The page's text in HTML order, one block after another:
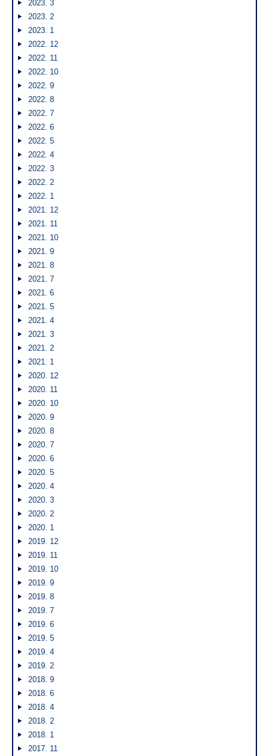
2023. 3
2023. 2
2023. 1
2022. 12
2022. 11
2022. 10
2022. 9
2022. 8
2022. 7
2022. 6
2022. 5
2022. 4
2022. 3
2022. 2
2022. 1
2021. 12
2021. 11
2021. 10
2021. 9
2021. 8
2021. 7
2021. 6
2021. 5
2021. 4
2021. 3
2021. 2
2021. 1
2020. 12
2020. 11
2020. 10
2020. 9
2020. 8
2020. 7
2020. 6
2020. 5
2020. 4
2020. 3
2020. 2
2020. 1
2019. 12
2019. 11
2019. 10
2019. 9
2019. 8
2019. 7
2019. 6
2019. 5
2019. 4
2019. 2
2018. 9
2018. 6
2018. 4
2018. 2
2018. 1
2017. 11